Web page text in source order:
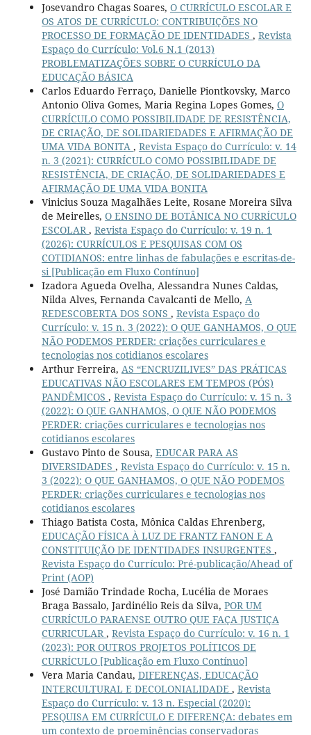
Josevandro Chagas Soares, O CURRÍCULO ESCOLAR E
OS ATOS DE CURRÍCULO: CONTRIBUIÇÕES NO
PROCESSO DE FORMAÇÃO DE IDENTIDADES , Revista
Espaço do Currículo: Vol.6 N.1 (2013)
PROBLEMATIZAÇÕES SOBRE O CURRÍCULO DA
EDUCAÇÃO BÁSICA
Carlos Eduardo Ferraço, Danielle Piontkovsky, Marco
Antonio Oliva Gomes, Maria Regina Lopes Gomes, O
CURRÍCULO COMO POSSIBILIDADE DE RESISTÊNCIA,
DE CRIAÇÃO, DE SOLIDARIEDADES E AFIRMAÇÃO DE
UMA VIDA BONITA , Revista Espaço do Currículo: v. 14
n. 3 (2021): CURRÍCULO COMO POSSIBILIDADE DE
RESISTÊNCIA, DE CRIAÇÃO, DE SOLIDARIEDADES E
AFIRMAÇÃO DE UMA VIDA BONITA
Vinicius Souza Magalhães Leite, Rosane Moreira Silva
de Meirelles, O ENSINO DE BOTÂNICA NO CURRÍCULO
ESCOLAR, Revista Espaço do Currículo: v. 19 n. 1
(2026): CURRÍCULOS E PESQUISAS COM OS
COTIDIANOS: entre linhas de fabulações e escritas-de-
si [Publicação em Fluxo Contínuo]
Izadora Agueda Ovelha, Alessandra Nunes Caldas,
Nilda Alves, Fernanda Cavalcanti de Mello, A
REDESCOBERTA DOS SONS , Revista Espaço do
Currículo: v. 15 n. 3 (2022): O QUE GANHAMOS, O QUE
NÃO PODEMOS PERDER: criações curriculares e
tecnologias nos cotidianos escolares
Arthur Ferreira, AS “ENCRUZILIVES” DAS PRÁTICAS
EDUCATIVAS NÃO ESCOLARES EM TEMPOS (PÓS)
PANDÊMICOS , Revista Espaço do Currículo: v. 15 n. 3
(2022): O QUE GANHAMOS, O QUE NÃO PODEMOS
PERDER: criações curriculares e tecnologias nos
cotidianos escolares
Gustavo Pinto de Sousa, EDUCAR PARA AS
DIVERSIDADES , Revista Espaço do Currículo: v. 15 n.
3 (2022): O QUE GANHAMOS, O QUE NÃO PODEMOS
PERDER: criações curriculares e tecnologias nos
cotidianos escolares
Thiago Batista Costa, Mônica Caldas Ehrenberg,
EDUCAÇÃO FÍSICA À LUZ DE FRANTZ FANON E A
CONSTITUIÇÃO DE IDENTIDADES INSURGENTES ,
Revista Espaço do Currículo: Pré-publicação/Ahead of
Print (AOP)
José Damião Trindade Rocha, Lucélia de Moraes
Braga Bassalo, Jardinélio Reis da Silva, POR UM
CURRÍCULO PARAENSE OUTRO QUE FAÇA JUSTIÇA
CURRICULAR, Revista Espaço do Currículo: v. 16 n. 1
(2023): POR OUTROS PROJETOS POLÍTICOS DE
CURRÍCULO [Publicação em Fluxo Contínuo]
Vera Maria Candau, DIFERENÇAS, EDUCAÇÃO
INTERCULTURAL E DECOLONIALIDADE , Revista
Espaço do Currículo: v. 13 n. Especial (2020):
PESQUISA EM CURRÍCULO E DIFERENÇA: debates em
um contexto de proeminências conservadoras